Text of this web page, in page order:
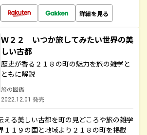
詳細を見る
Ｗ２２ いつか旅してみたい世界の美
しい古都
歴史が香る２１８の町の魅力を旅の雑学と
ともに解説
旅の図鑑
2022.12.01 発売
える美しい古都を町の見どころや旅の雑学
１１９の国と地域より２１８の町を掲載